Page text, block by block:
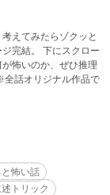
えてみたらゾクッと
完結。 下にスクロー
怖いのか、ぜひ推理
全話オリジナル作品で
怖い話
トリック